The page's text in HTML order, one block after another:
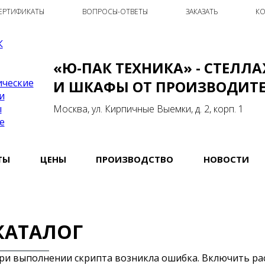
ВОПРОСЫ-ОТВЕТЫ ЗАКАЗАТЬ
«Ю-ПАК ТЕХНИКА» -
И ШКАФЫ ОТ
Москва, ул. Кирпичные Выемки, д. 2, корп. 1
ЦЕНЫ ПРОИЗВОДСТВО НОВОСТИ
выполнении скрипта возникла ошибка. Включить